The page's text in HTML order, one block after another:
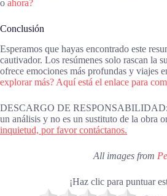
o ahora?
Conclusión
Esperamos que hayas encontrado este
cautivador. Los resúmenes solo rascan la
ofrece emociones más profundas y viajes
explorar más? Aquí está el enlace para
DESCARGO DE RESPONSABILIDAD:
un análisis y no es un sustituto de la obra
inquietud, por favor contáctanos.
All images from
¡Haz clic para puntuar